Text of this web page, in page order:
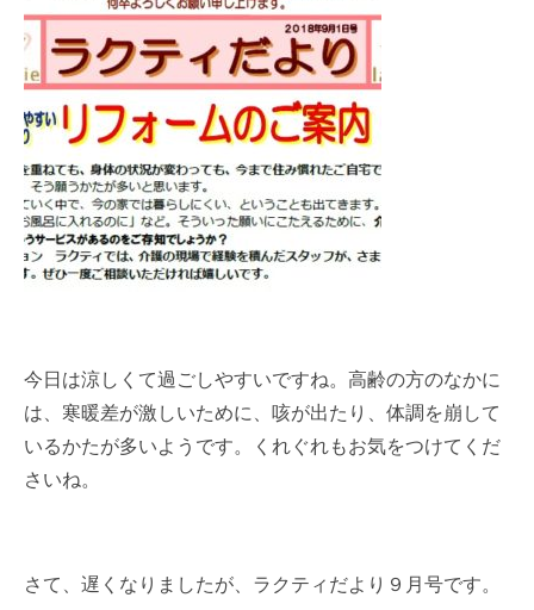
今日は涼しくて過ごしやすいですね。高齢の方のなかに
は、寒暖差が激しいために、咳が出たり、体調を崩して
いるかたが多いようです。くれぐれもお気をつけてくだ
さいね。
さて、遅くなりましたが、ラクティだより９月号です。